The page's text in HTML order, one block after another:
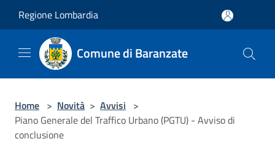
Regione Lombardia
Comune di Baranzate
Home > Novità > Avvisi >
Piano Generale del Traffico Urbano (PGTU) - Avviso di
conclusione